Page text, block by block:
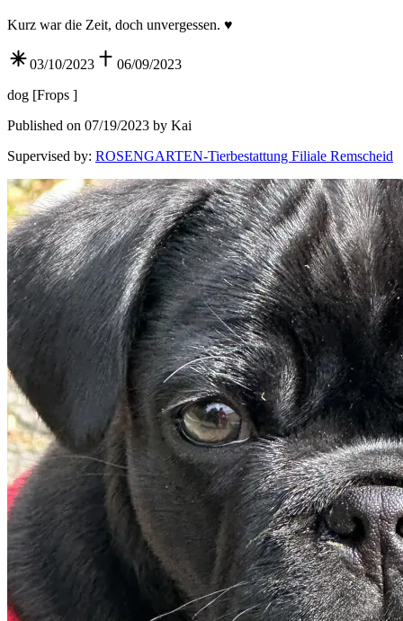
Kurz war die Zeit, doch unvergessen. ♥️
03/10/2023
06/09/2023
dog [Frops ]
Published on 07/19/2023 by Kai
Supervised by: ROSENGARTEN-Tierbestattung Filiale Remscheid